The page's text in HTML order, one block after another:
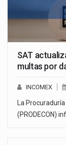
SAT
multas por
INCOMEX
La
(PRODECON)